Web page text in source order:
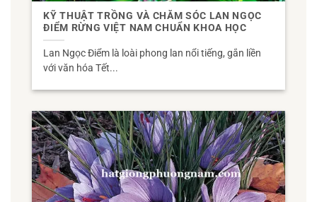
KỸ THUẬT TRỒNG VÀ CHĂM SÓC LAN NGỌC
ĐIỂM RỪNG VIỆT NAM CHUẨN KHOA HỌC
Lan Ngọc Điểm là loài phong lan nổi tiếng, gắn liền
với văn hóa Tết...